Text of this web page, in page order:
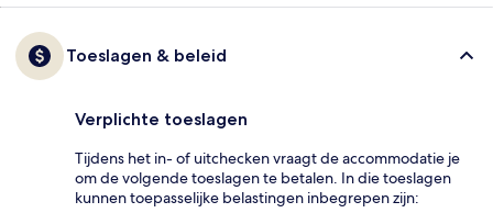
Toeslagen & beleid
Verplichte toeslagen
Tijdens het in- of uitchecken vraagt de accommodatie je
om de volgende toeslagen te betalen. In die toeslagen
kunnen toepasselijke belastingen inbegrepen zijn: